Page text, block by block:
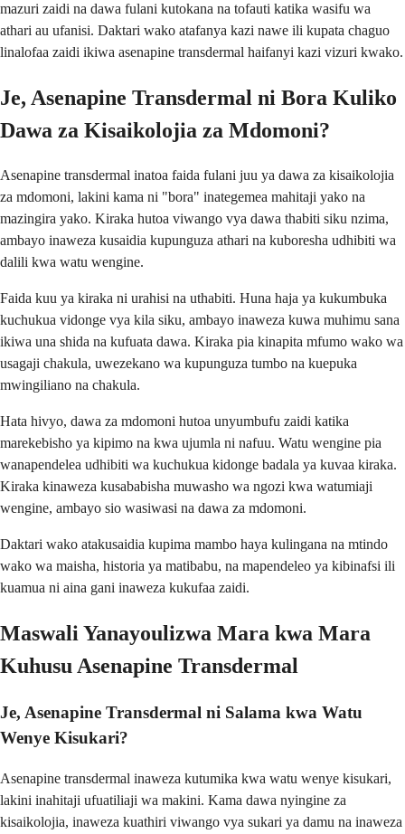
mazuri zaidi na dawa fulani kutokana na tofauti katika wasifu wa
athari au ufanisi. Daktari wako atafanya kazi nawe ili kupata chaguo
linalofaa zaidi ikiwa asenapine transdermal haifanyi kazi vizuri kwako.
Je, Asenapine Transdermal ni Bora Kuliko
Dawa za Kisaikolojia za Mdomoni?
Asenapine transdermal inatoa faida fulani juu ya dawa za kisaikolojia
za mdomoni, lakini kama ni "bora" inategemea mahitaji yako na
mazingira yako. Kiraka hutoa viwango vya dawa thabiti siku nzima,
ambayo inaweza kusaidia kupunguza athari na kuboresha udhibiti wa
dalili kwa watu wengine.
Faida kuu ya kiraka ni urahisi na uthabiti. Huna haja ya kukumbuka
kuchukua vidonge vya kila siku, ambayo inaweza kuwa muhimu sana
ikiwa una shida na kufuata dawa. Kiraka pia kinapita mfumo wako wa
usagaji chakula, uwezekano wa kupunguza tumbo na kuepuka
mwingiliano na chakula.
Hata hivyo, dawa za mdomoni hutoa unyumbufu zaidi katika
marekebisho ya kipimo na kwa ujumla ni nafuu. Watu wengine pia
wanapendelea udhibiti wa kuchukua kidonge badala ya kuvaa kiraka.
Kiraka kinaweza kusababisha muwasho wa ngozi kwa watumiaji
wengine, ambayo sio wasiwasi na dawa za mdomoni.
Daktari wako atakusaidia kupima mambo haya kulingana na mtindo
wako wa maisha, historia ya matibabu, na mapendeleo ya kibinafsi ili
kuamua ni aina gani inaweza kukufaa zaidi.
Maswali Yanayoulizwa Mara kwa Mara
Kuhusu Asenapine Transdermal
Je, Asenapine Transdermal ni Salama kwa Watu
Wenye Kisukari?
Asenapine transdermal inaweza kutumika kwa watu wenye kisukari,
lakini inahitaji ufuatiliaji wa makini. Kama dawa nyingine za
kisaikolojia, inaweza kuathiri viwango vya sukari ya damu na inaweza